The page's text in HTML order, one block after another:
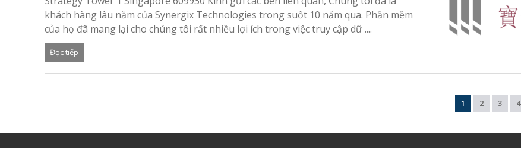
khách hàng lâu năm của Synergix Technologies trong suốt 10 năm qua. Phần mềm
của họ đã mang lại cho chúng tôi rất nhiều lợi ích trong việc truy cập dữ ....
Đọc tiếp
1 2 3 4